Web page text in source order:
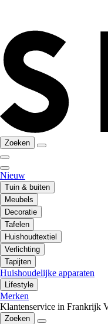
Zoeken
Nieuw
Tuin & buiten
Meubels
Decoratie
Tafelen
Huishoudtextiel
Verlichting
Tapijten
Huishoudelijke apparaten
Lifestyle
Merken
Klantenservice in Frankrijk
Zoeken